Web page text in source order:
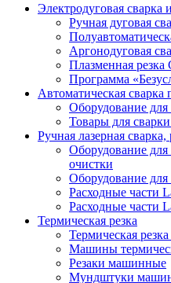
Электродуговая сварка
Ручная дуговая
Аргонодуговая
Плазменная резка
Программа
Автоматическая
Оборудование
Товары для
Ручная лазерная сварка,
Оборудование для
очистки
Оборудование для
Расходные части
Расходные части
Термическая резка
Термическая
Машины
Резаки машинные
Мундштуки